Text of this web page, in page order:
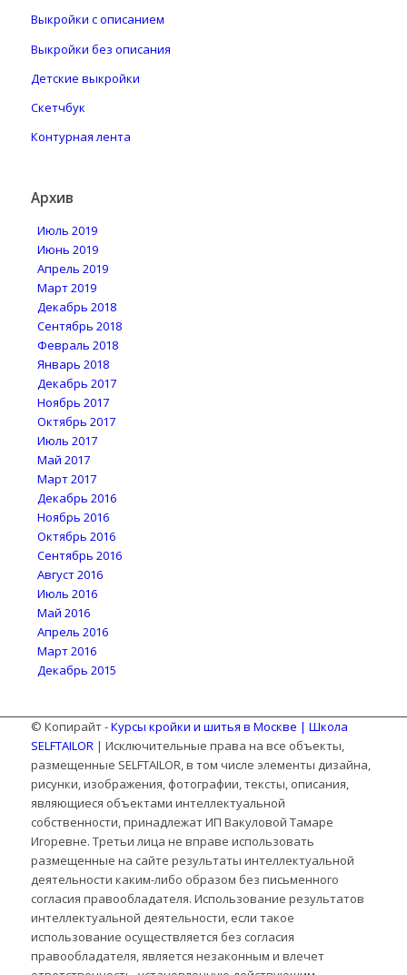
Выкройки с описанием
Выкройки без описания
Детские выкройки
Скетчбук
Контурная лента
Архив
Июль 2019
Июнь 2019
Апрель 2019
Март 2019
Декабрь 2018
Сентябрь 2018
Февраль 2018
Январь 2018
Декабрь 2017
Ноябрь 2017
Октябрь 2017
Июль 2017
Май 2017
Март 2017
Декабрь 2016
Ноябрь 2016
Октябрь 2016
Сентябрь 2016
Август 2016
Июль 2016
Май 2016
Апрель 2016
Март 2016
Декабрь 2015
© Копирайт -Курсы кройки и шитья в Москве | Школа
SELFTAILOR| Исключительные права на все объекты,
размещенные SELFTAILOR, в том числе элементы дизайна,
рисунки, изображения, фотографии, тексты, описания,
являющиеся объектами интеллектуальной
собственности, принадлежат ИП Вакуловой Тамаре
Игоревне. Третьи лица не вправе использовать
размещенные на сайте результаты интеллектуальной
деятельности каким-либо образом без письменного
согласия правообладателя. Использование результатов
интеллектуальной деятельности, если такое
использование осуществляется без согласия
правообладателя, является незаконным и влечет